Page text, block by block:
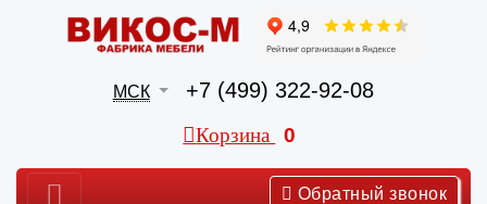
МСК +7 (499) 322-92-08
Корзина 0
Обратный звонок